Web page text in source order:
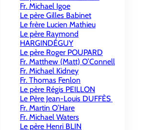
Fr. Michael Igoe
Le père Gilles Babinet
Le frère Lucien Mathieu
Le père Raymond
HARGINDÉGUY
Le père Roger POUPARD
Fr. Matthew (Matt) O’Connell
Fr. Michael Kidney
Fr. Thomas Fenlon
Le père Régis PEILLON
Le Père Jean-Louis DUFFÈS
Fr. Martin O’Hare
Fr. Michael Waters
Le père Henri BLIN